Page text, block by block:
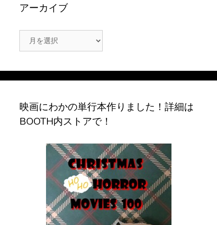
アーカイブ
ー
映画にわかの単行本作りました！詳細は
BOOTH内ストアで！